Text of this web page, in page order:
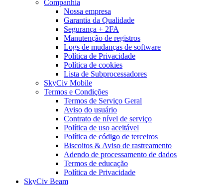
Companhia
Nossa empresa
Garantia da Qualidade
Segurança + 2FA
Manutenção de registros
Logs de mudanças de software
Política de Privacidade
Política de cookies
Lista de Subprocessadores
SkyCiv Mobile
Termos e Condições
Termos de Serviço Geral
Aviso do usuário
Contrato de nível de serviço
Política de uso aceitável
Política de código de terceiros
Biscoitos & Aviso de rastreamento
Adendo de processamento de dados
Termos de educação
Política de Privacidade
SkyCiv Beam